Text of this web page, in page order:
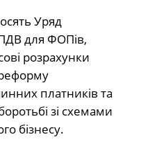
Уряд
для ФОПів,
розрахунки
платників та
зі схемами
бізнесу.